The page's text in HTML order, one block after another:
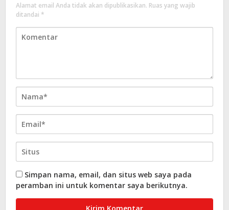
Alamat email Anda tidak akan dipublikasikan. Ruas yang wajib
ditandai *
Simpan nama, email, dan situs web saya pada
peramban ini untuk komentar saya berikutnya.